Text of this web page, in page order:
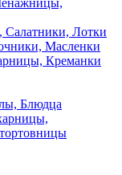
Лотки
Масленки
Креманки
Блюдца